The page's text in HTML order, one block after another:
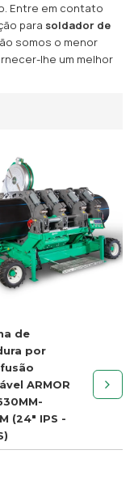
Entre em contato
para soldador de
somos o menor
lhe um melhor
de
por
ARMOR
(24" IPS -